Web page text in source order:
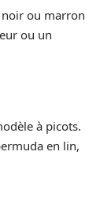
noir ou marron
ou un
à picots.
en lin,